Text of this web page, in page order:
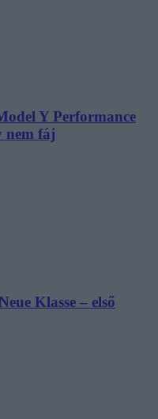
Y Performance
nem fáj
Klasse – első